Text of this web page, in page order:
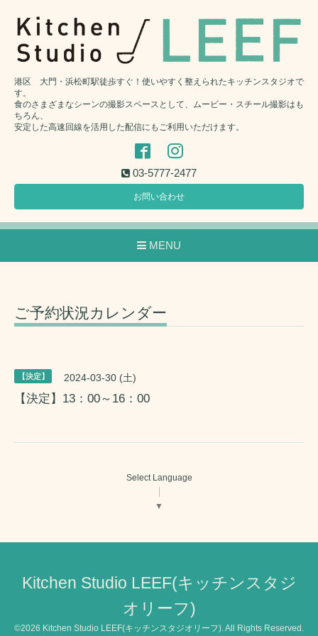
港区 大門・浜松町駅徒歩すぐ！使いやすく整えられたキッチンスタジオで
す。
食のさまざまなシーンの撮影スペースとして、ムービー・スチール撮影はも
ちろん、
安定した高速回線を活用した配信にもご利用いただけます。
03-5777-2477
お問い合わせ
MENU
ご予約状況カレンダー
【決定】 2024-03-30 (土)
【決定】13：00～16：00
Select Language
▼
Kitchen Studio LEEF(キッチンスタジ
オリーフ)
©2026 Kitchen Studio LEEF(キッチンスタジオリーフ) . All Rights Reserved.